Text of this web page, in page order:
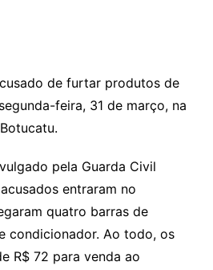
de furtar produtos de
feira, 31 de março, na
pela Guarda Civil
entraram no
quatro barras de
condicionador. Ao todo, os
R$ 72 para venda ao